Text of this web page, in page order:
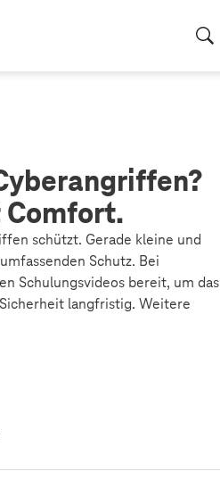
Comfort.
schützt. Gerade kleine und
Schutz. Bei
Schulungsvideos bereit, um das
langfristig. Weitere